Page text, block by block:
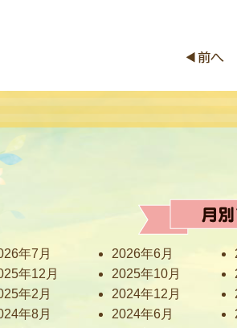
年7月 2026年6月
年12月
2025年10月
年2月
2024年12月
年8月
2024年6月